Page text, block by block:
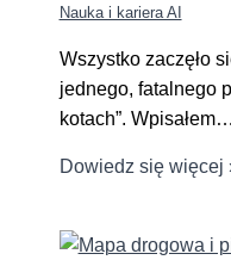
Nauka i kariera AI
Wszystko zaczęło
jednego, fatalnego
kotach”. Wpisałem…
Dowiedz się więcej